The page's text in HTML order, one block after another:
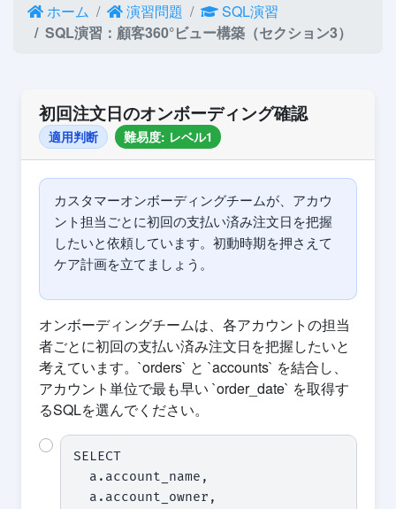
ホーム 演習問題
SQL演習
SQL演習：顧客360°ビュー構築（セクション3）
初回注文日のオンボーディング確認
適用判断 難易度: レベル1
カスタマーオンボーディングチームが、アカウ
ント担当ごとに初回の支払い済み注文日を把握
したいと依頼しています。初動時期を押さえて
ケア計画を立てましょう。
オンボーディングチームは、各アカウントの担当
者ごとに初回の支払い済み注文日を把握したいと
考えています。`orders` と `accounts` を結合し、
アカウント単位で最も早い `order_date` を取得す
るSQLを選んでください。
SELECT